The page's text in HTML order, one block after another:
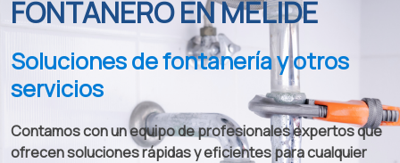
FONTANERO EN MELIDE
Soluciones de fontanería y otros
servicios
Contamos con un equipo de profesionales expertos que
ofrecen soluciones rápidas y eficientes para cualquier